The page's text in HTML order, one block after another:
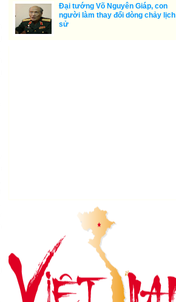
Đại tướng Võ Nguyên Giáp, con
người làm thay đổi dòng chảy lịch
sử